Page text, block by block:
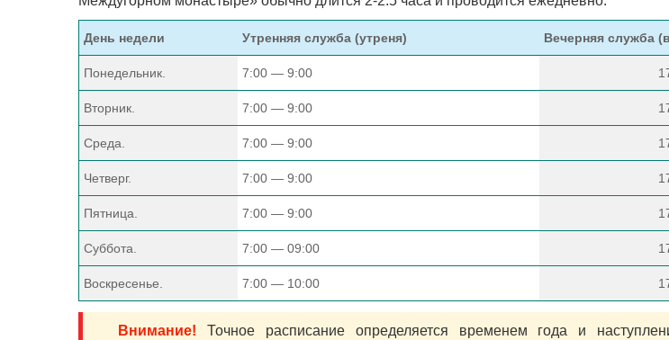
День недели Утренняя служба (утреня) Вечерняя служба
Понедельник. 7:00 — 9:00
Вторник. 7:00 — 9:00
Среда. 7:00 — 9:00
Четверг. 7:00 — 9:00
Пятница. 7:00 — 9:00
Суббота. 7:00 — 09:00
Воскресенье. 7:00 — 10:00
Внимание! Точное расписание определяется временем года и